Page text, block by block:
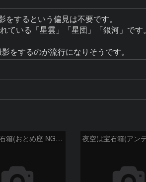
するという偏見は不要です。
いる「星雲」「星団」「銀河」です。
夜空は宝石箱(おとめ座 NGC5746) Seestar50